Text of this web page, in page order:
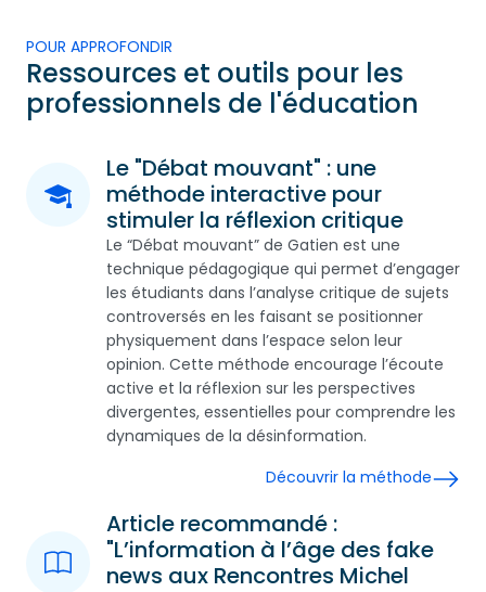
POUR APPROFONDIR
Ressources et outils pour les
professionnels de l'éducation
Le "Débat mouvant" : une
méthode interactive pour
stimuler la réflexion critique
Le “Débat mouvant” de Gatien est une
technique pédagogique qui permet d’engager
les étudiants dans l’analyse critique de sujets
controversés en les faisant se positionner
physiquement dans l’espace selon leur
opinion. Cette méthode encourage l’écoute
active et la réflexion sur les perspectives
divergentes, essentielles pour comprendre les
dynamiques de la désinformation.
Découvrir la méthode
Article recommandé :
"L’information à l’âge des fake
news aux Rencontres Michel